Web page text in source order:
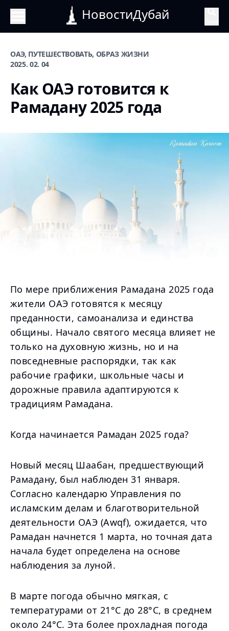
НовостиДубай
ОАЭ, ПУТЕШЕСТВОВАТЬ, ОБРАЗ ЖИЗНИ
2025. 02. 04
Как ОАЭ готовится к
Рамадану 2025 года
По мере приближения Рамадана 2025 года
жители ОАЭ готовятся к месяцу
преданности, самоанализа и единства
общины. Начало святого месяца влияет не
только на духовную жизнь, но и на
повседневные распорядки, так как
рабочие графики, школьные часы и
дорожные правила адаптируются к
традициям Рамадана.
Когда начинается Рамадан 2025 года?
Новый месяц Шаабан, предшествующий
Рамадану, был наблюден 31 января.
Согласно календарю Управления по
исламским делам и благотворительной
деятельности ОАЭ (Awqf), ожидается, что
Рамадан начнется 1 марта, но точная дата
начала будет определена на основе
наблюдения за луной.
В марте погода обычно мягкая, с
температурами от 21°C до 28°C, в среднем
около 24°C. Эта более прохладная погода